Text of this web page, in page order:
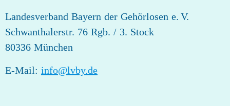
Landesverband Bayern der Gehörlosen e. V.
Schwanthalerstr. 76 Rgb. / 3. Stock
80336 München
E-Mail: info@lvby.de